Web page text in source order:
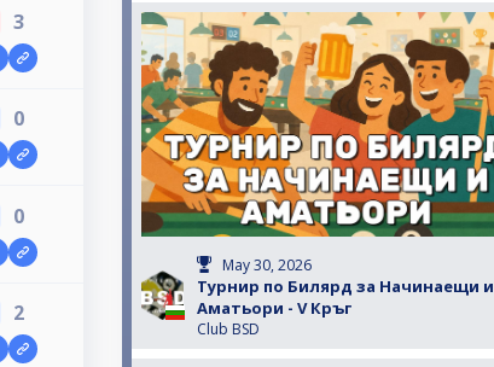
3
0
0
2
May 30, 2026
Турнир по Билярд за Начинаещи и
Аматьори - V Кръг
Club BSD